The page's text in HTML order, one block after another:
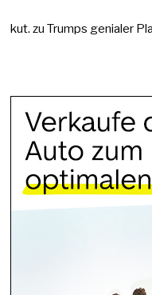
kut. zuTrumps genialer